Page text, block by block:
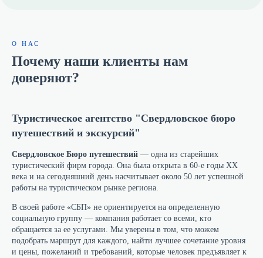
О НАС
Почему наши клиенты нам
доверяют?
Туристическое агентство "Свердловское бюро
путешествий и экскурсий"
Свердловское Бюро путешествий — одна из старейших
туристический фирм города. Она была открыта в 60-е годы ХХ
века и на сегодняшний день насчитывает около 50 лет успешной
работы на туристическом рынке региона.
В своей работе «СБП» не ориентируется на определенную
социальную группу — компания работает со всеми, кто
обращается за ее услугами. Мы уверены в том, что можем
подобрать маршрут для каждого, найти лучшее сочетание уровня
и цены, пожеланий и требований, которые человек предъявляет к